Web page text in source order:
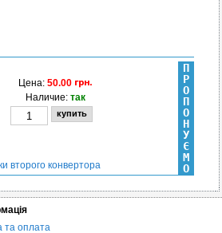
Цена: 50.00
Наличие: так
П
Р
О
П
О
Н
У
Є
М
О
второго конвертора
та оплата